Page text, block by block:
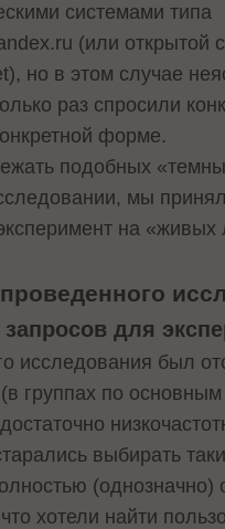
системами типа
(или открытой
но в этом случае
раз спросили
форме.
подобных
мы
на «живых
для
исследования был
группах по
выбирать
(однозначно)
хотели найти